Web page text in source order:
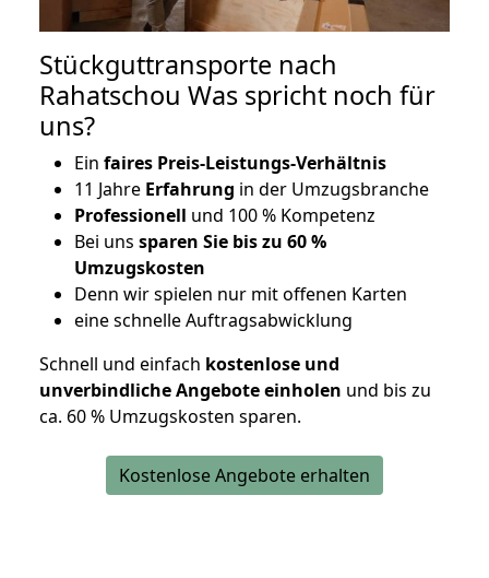
Stückguttransporte nach
Rahatschou Was spricht noch für
uns?
Ein faires Preis-Leistungs-Verhältnis
11 Jahre Erfahrung in der Umzugsbranche
Professionell und 100 % Kompetenz
Bei uns sparen Sie bis zu 60 %
Umzugskosten
Denn wir spielen nur mit offenen Karten
eine schnelle Auftragsabwicklung
Schnell und einfach kostenlose und
unverbindliche Angebote einholen und bis zu
ca. 60 % Umzugskosten sparen.
Kostenlose Angebote erhalten